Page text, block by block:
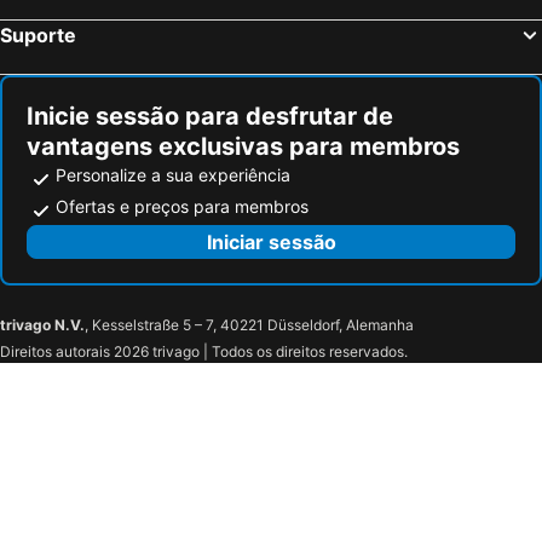
Helios Beach Studios
Galanos Studios
Suporte
Inicie sessão para desfrutar de
vantagens exclusivas para membros
Personalize a sua experiência
Ofertas e preços para membros
Iniciar sessão
trivago N.V., Kesselstraße 5 – 7, 40221 Düsseldorf, Alemanha
Direitos autorais 2026 trivago | Todos os direitos reservados.